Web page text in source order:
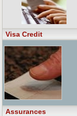
Visa Credit
Assurances